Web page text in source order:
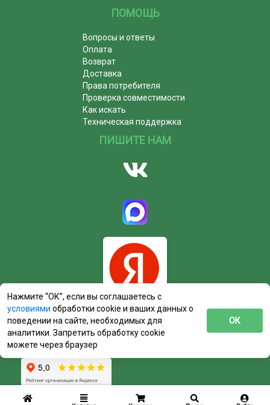
ПОМОЩЬ
Вопросы и ответы
Оплата
Возврат
Доставка
Права потребителя
Проверка совместимости
Как искать
Техническая поддержка
ПИШИТЕ НАМ
Нажмите “ОК”, если вы соглашаетесь с
условиями обработки cookie и ваших данных о
поведении на сайте, необходимых для
аналитики. Запретить обработку cookie
можете через браузер
ОК